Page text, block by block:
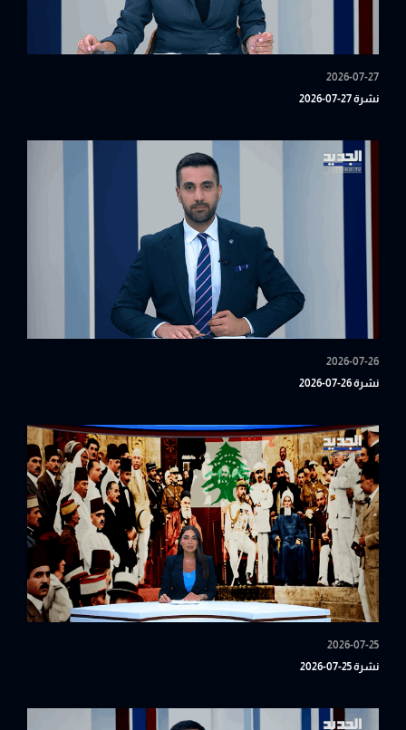
2026-07-27
نشرة 27-07-2026
2026-07-26
نشرة 26-07-2026
2026-07-25
نشرة 25-07-2026